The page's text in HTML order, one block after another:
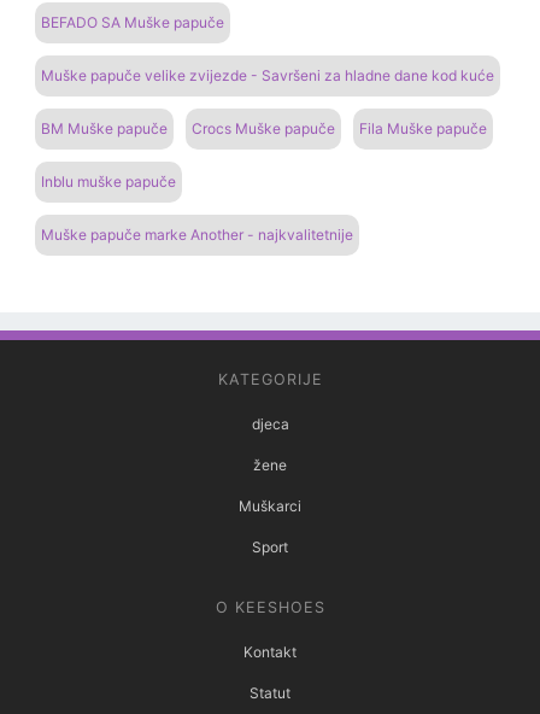
BEFADO SA Muške papuče
Muške papuče velike zvijezde - Savršeni za hladne dane kod kuće
BM Muške papuče Crocs Muške papuče Fila Muške papuče
Inblu muške papuče
Muške papuče marke Another - najkvalitetnije
KATEGORIJE
djeca
žene
Muškarci
Sport
O KEESHOES
Kontakt
Statut